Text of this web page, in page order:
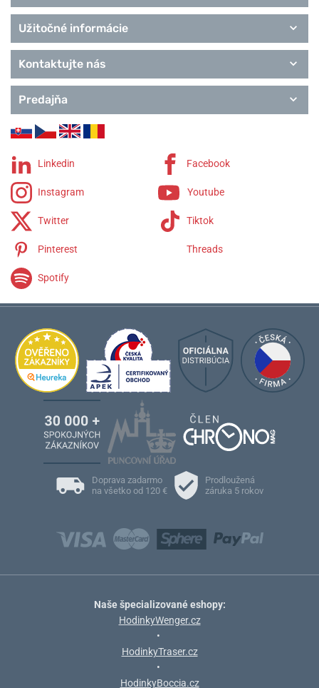
Užitočné informácie
Kontaktujte nás
Predajňa
Linkedin Facebook
Instagram Youtube
Twitter Tiktok
Pinterest Threads
Spotify
Doprava zadarmo
na všetko od 120 €
Prodloužená
záruka 5 rokov
Naše špecializované eshopy:
HodinkyWenger.cz
•
HodinkyTraser.cz
•
HodinkyBoccia.cz